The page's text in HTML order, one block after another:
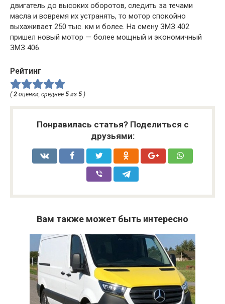
двигатель до высоких оборотов, следить за течами
масла и вовремя их устранять, то мотор спокойно
выхаживает 250 тыс. км и более. На смену ЗМЗ 402
пришел новый мотор — более мощный и экономичный
ЗМЗ 406.
Рейтинг
( 2 оценки, среднее 5 из 5 )
Понравилась статья? Поделиться с
друзьями:
Вам также может быть интересно